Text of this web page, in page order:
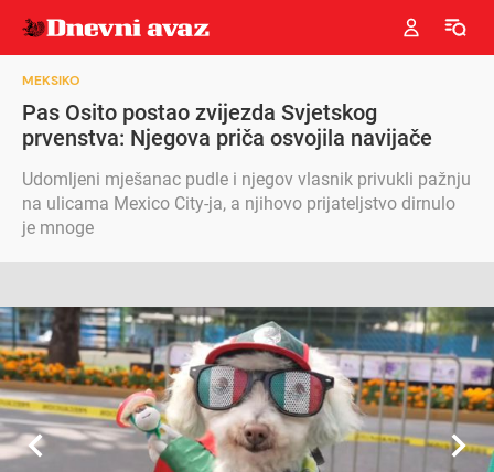
MEKSIKO
Pas Osito postao zvijezda Svjetskog
prvenstva: Njegova priča osvojila navijače
Udomljeni mješanac pudle i njegov vlasnik privukli pažnju
na ulicama Mexico City-ja, a njihovo prijateljstvo dirnulo
je mnoge